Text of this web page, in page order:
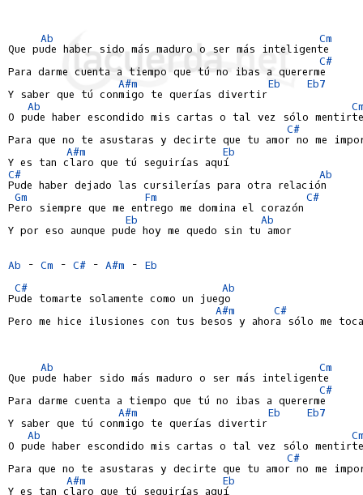
Ab
Cm
Que pude haber sido más maduro o ser más inteligente
C#
Para darme cuenta a tiempo que tú no ibas a quererme
A#m
Eb
Eb7
Y saber que tú conmigo te querías divertir
Ab
O pude haber escondido mis cartas o tal vez sólo mentirte
C#
Para que no te asustaras y decirte que tu amor no me
A#m
Eb
C#
Ab
Pude haber dejado las cursilerías para otra relación
Gm
Fm
C#
Pero siempre que me entrego me domina el corazón
Eb
Ab
Y por eso aunque pude hoy me quedo sin tu amor
Ab - Cm - C# - A#m - Eb
C#
Ab
Pude tomarte solamente como un juego
A#m
C#
Pero me hice ilusiones con tus besos y ahora sólo me
Ab
Cm
Que pude haber sido más maduro o ser más inteligente
C#
Para darme cuenta a tiempo que tú no ibas a quererme
A#m
Eb
Eb7
Y saber que tú conmigo te querías divertir
Ab
O pude haber escondido mis cartas o tal vez sólo mentirte
C#
Para que no te asustaras y decirte que tu amor no me
A#m
Eb